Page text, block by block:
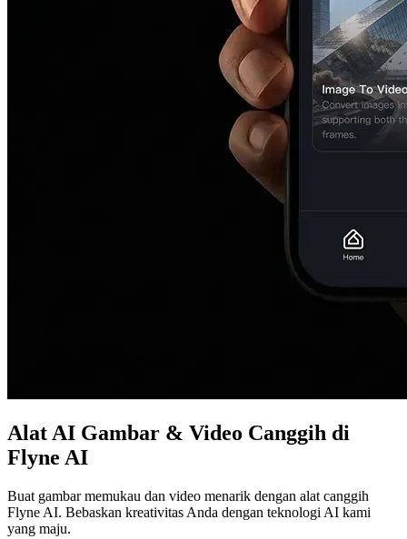
Alat AI Gambar & Video Canggih di
Flyne AI
Buat gambar memukau dan video menarik dengan alat canggih
Flyne AI. Bebaskan kreativitas Anda dengan teknologi AI kami
yang maju.